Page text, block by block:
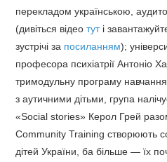
перекладом українською,
(дивіться відео туті
зустрічі за посиланням);
професора психіатрії Антоніо
тримодульну програму
з аутичними дітьми, група
«Social stories» Керол Грей
Community Training створюють
дітей України, ба більше — їх